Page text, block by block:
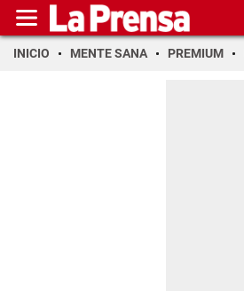
INICIO MENTE SANA PREMIUM